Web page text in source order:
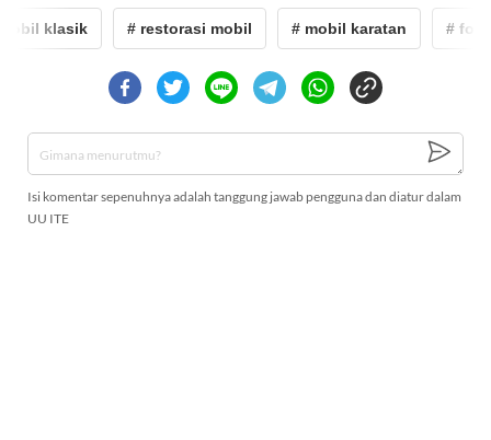
klasik # restorasi mobil # mobil karatan # foto
Isi komentar sepenuhnya adalah tanggung jawab pengguna dan diatur dalam
UU ITE